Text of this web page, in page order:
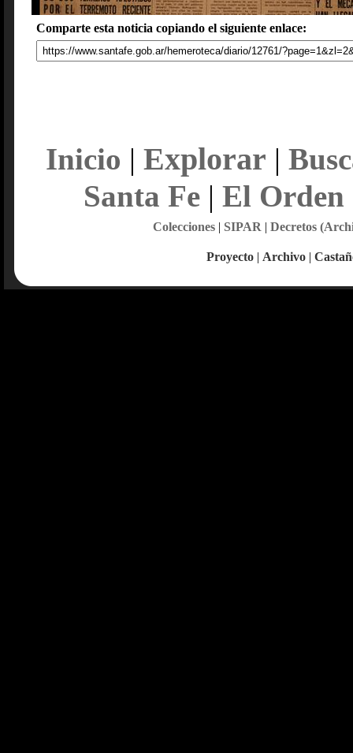
Comparte esta noticia copiando el siguiente enlace:
Inicio | Explorar |
Santa Fe| El Orden
Colecciones| SIPAR | Decretos
Proyecto | Archivo |